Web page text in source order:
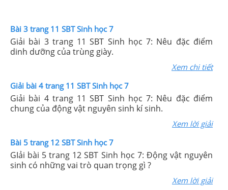
Bài 3 trang 11 SBT Sinh học 7
Giải bài 3 trang 11 SBT Sinh học 7: Nêu đặc điểm
dinh dưỡng của trùng giày.
Xem chi tiết
Giải bài 4 trang 11 SBT Sinh học 7
Giải bài 4 trang 11 SBT Sinh học 7: Nêu đặc điểm
chung của động vật nguyên sinh kí sinh.
Xem lời giải
Bài 5 trang 12 SBT Sinh học 7
GIải bài 5 trang 12 SBT Sinh học 7: Động vật nguyên
sinh có những vai trò quan trọng gì ?
Xem lời giải